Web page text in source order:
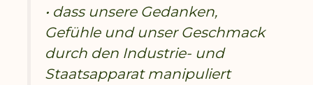
• dass unsere Gedanken,
Gefühle und unser Geschmack
durch den Industrie- und
Staatsapparat manipuliert